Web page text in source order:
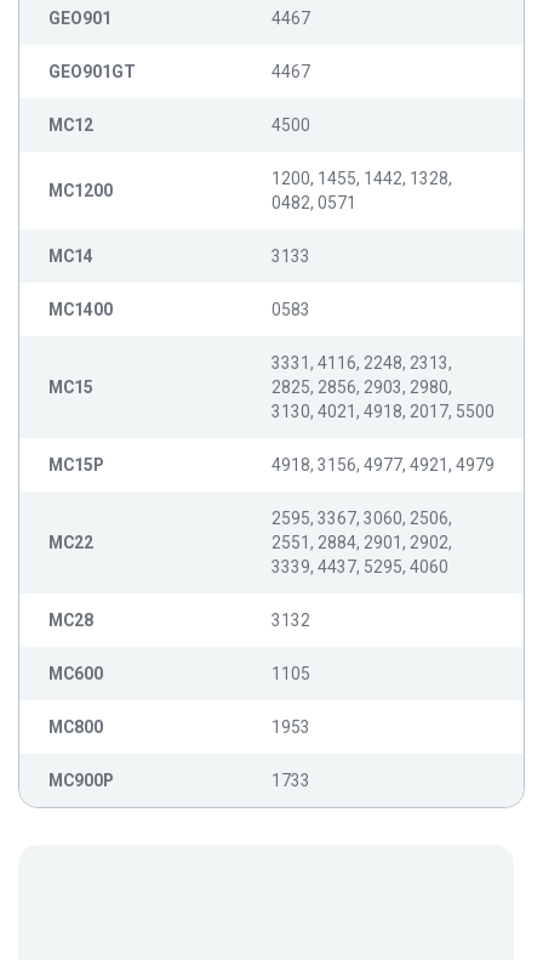
GEO901 4467
GEO901GT 4467
MC12 4500
MC1200
1200, 1455, 1442, 1328,
0482, 0571
MC14 3133
MC1400 0583
MC15
3331, 4116, 2248, 2313,
2825, 2856, 2903, 2980,
3130, 4021, 4918, 2017, 5500
MC15P 4918, 3156, 4977, 4921, 4979
MC22
2595, 3367, 3060, 2506,
2551, 2884, 2901, 2902,
3339, 4437, 5295, 4060
MC28 3132
MC600 1105
MC800 1953
MC900P 1733